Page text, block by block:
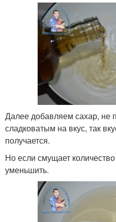
Далее добавляем сахар, не
сладковатым на вкус, так
получается.
Но если смущает
уменьшить.